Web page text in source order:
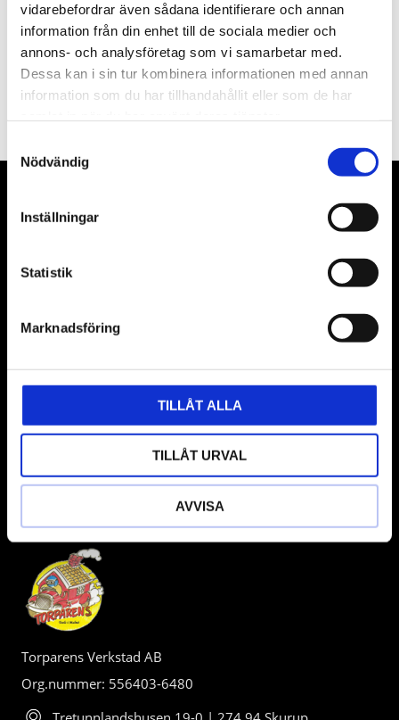
vidarebefordrar även sådana identifierare och annan
information från din enhet till de sociala medier och
annons- och analysföretag som vi samarbetar med.
Dessa kan i sin tur kombinera informationen med annan
information som du har tillhandahållit eller som de har
Nödvändig
Inställningar
Statistik
Marknadsföring
TILLÅT ALLA
TILLÅT URVAL
AVVISA
PRENUMERERA
& däckmaskiner och Master luftmaskiner. Kontakta oss
gärna om vad som helst då vi gör vårt yttersta för att hjälpa
Torparens Verkstad AB
Org.nummer: 556403-6480